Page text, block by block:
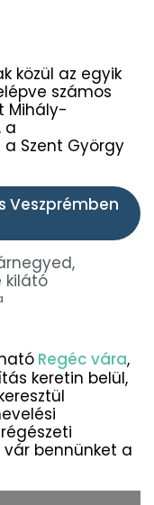
közül az egyik
számos
Mihály-
a
Szent György
Veszprémben
Regéc vára,
keretin belül,
bennünket a